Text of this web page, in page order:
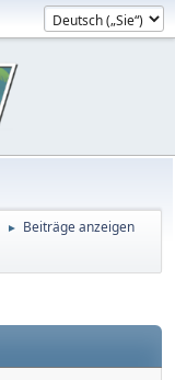
► Beiträge anzeigen